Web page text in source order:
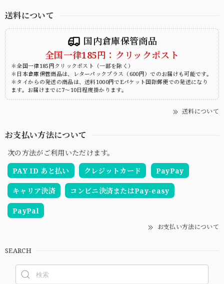
送料について
国内倉庫保管商品
全国一律185円：クリックポスト
＊全国一律185円クリックポスト（一部を除く）
＊日本倉庫保管商品は、レターパックプラス（600円）でのお届けも可能です。
＊タイからの発送の商品は、送料1000円でEパケット国際郵便での発送になり
ます。お届けまでに7～10日程度掛かります。
送料について
お支払い方法について
次の方法がご利用いただけます。
PAY ID あと払い
クレジットカード PayPay
キャリア決済 コンビニ決済またはPay-easy
PayPal
お支払い方法について
SEARCH